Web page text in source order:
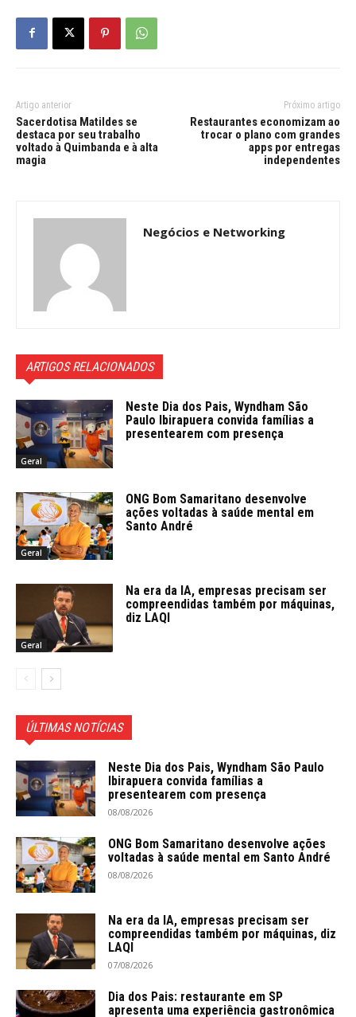
Artigo anterior
Sacerdotisa Matildes se
destaca por seu trabalho
voltado à Quimbanda e à alta
magia
Próximo artigo
Restaurantes economizam ao
trocar o plano com grandes
apps por entregas
independentes
Negócios e Networking
ARTIGOS RELACIONADOS
Geral
Neste Dia dos Pais, Wyndham São
Paulo Ibirapuera convida famílias a
presentearem com presença
Geral
ONG Bom Samaritano desenvolve
ações voltadas à saúde mental em
Santo André
Geral
Na era da IA, empresas precisam ser
compreendidas também por máquinas,
diz LAQI
ÚLTIMAS NOTÍCIAS
Neste Dia dos Pais, Wyndham São Paulo
Ibirapuera convida famílias a
presentearem com presença
08/08/2026
ONG Bom Samaritano desenvolve ações
voltadas à saúde mental em Santo André
08/08/2026
Na era da IA, empresas precisam ser
compreendidas também por máquinas, diz
LAQI
07/08/2026
Dia dos Pais: restaurante em SP
apresenta uma experiência gastronômica